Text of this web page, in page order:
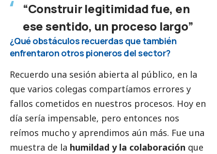
“Construir legitimidad fue, en
ese sentido, un proceso largo”
¿Qué obstáculos recuerdas que también
enfrentaron otros pioneros del sector?
Recuerdo una sesión abierta al público, en la
que varios colegas compartíamos errores y
fallos cometidos en nuestros procesos. Hoy en
día sería impensable, pero entonces nos
reímos mucho y aprendimos aún más. Fue una
muestra de la humildad y la colaboración que